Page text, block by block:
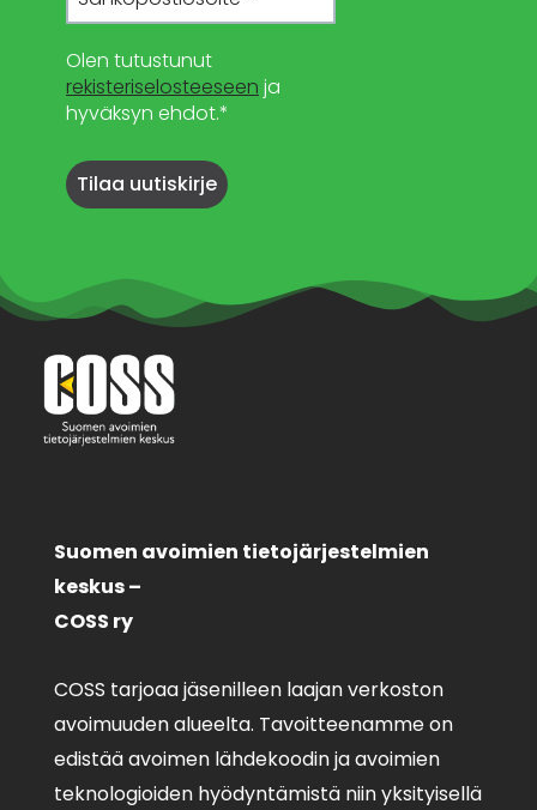
Olen tutustunut
rekisteriselosteeseen ja
hyväksyn ehdot.*
Suomen avoimien tietojärjestelmien
keskus –
COSS ry
COSS tarjoaa jäsenilleen laajan verkoston
avoimuuden alueelta. Tavoitteenamme on
edistää avoimen lähdekoodin ja avoimien
teknologioiden hyödyntämistä niin yksityisellä